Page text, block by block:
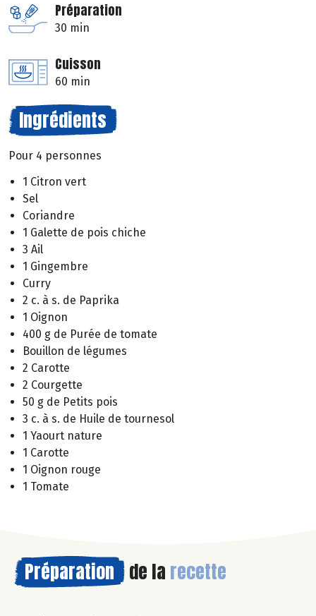
Préparation
30 min
Cuisson
60 min
Ingrédients
Pour 4 personnes
1 Citron vert
Sel
Coriandre
1 Galette de pois chiche
3 Ail
1 Gingembre
Curry
2 c. à s. de Paprika
1 Oignon
400 g de Purée de tomate
Bouillon de légumes
2 Carotte
2 Courgette
50 g de Petits pois
3 c. à s. de Huile de tournesol
1 Yaourt nature
1 Carotte
1 Oignon rouge
1 Tomate
Préparation de la recette